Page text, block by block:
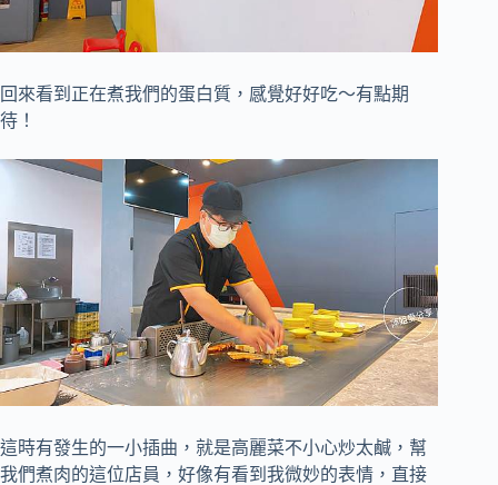
回來看到正在煮我們的蛋白質， 感覺好好吃～有點期
待！
這時有發生的一小插曲， 就是高麗菜不小心炒太鹹， 幫
我們煮肉的這位店員， 好像有看到我微妙的表情， 直接